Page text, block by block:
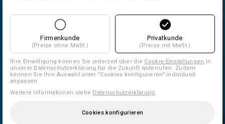
Firmenkunde
(Preise ohne MwSt.)
Privatkunde
(Preise mit MwSt.)
Ihre Einwilligung können Sie jederzeit über die Cookie-Einstellungen in
unserer Datenschutzerklärung für die Zukunft widerrufen. Zudem
können Sie Ihre Auswahl unter "Cookies konfigurieren" individuell
anpassen
Weitere Informationen siehe Datenschutzerklärung.
Cookies konfigurieren